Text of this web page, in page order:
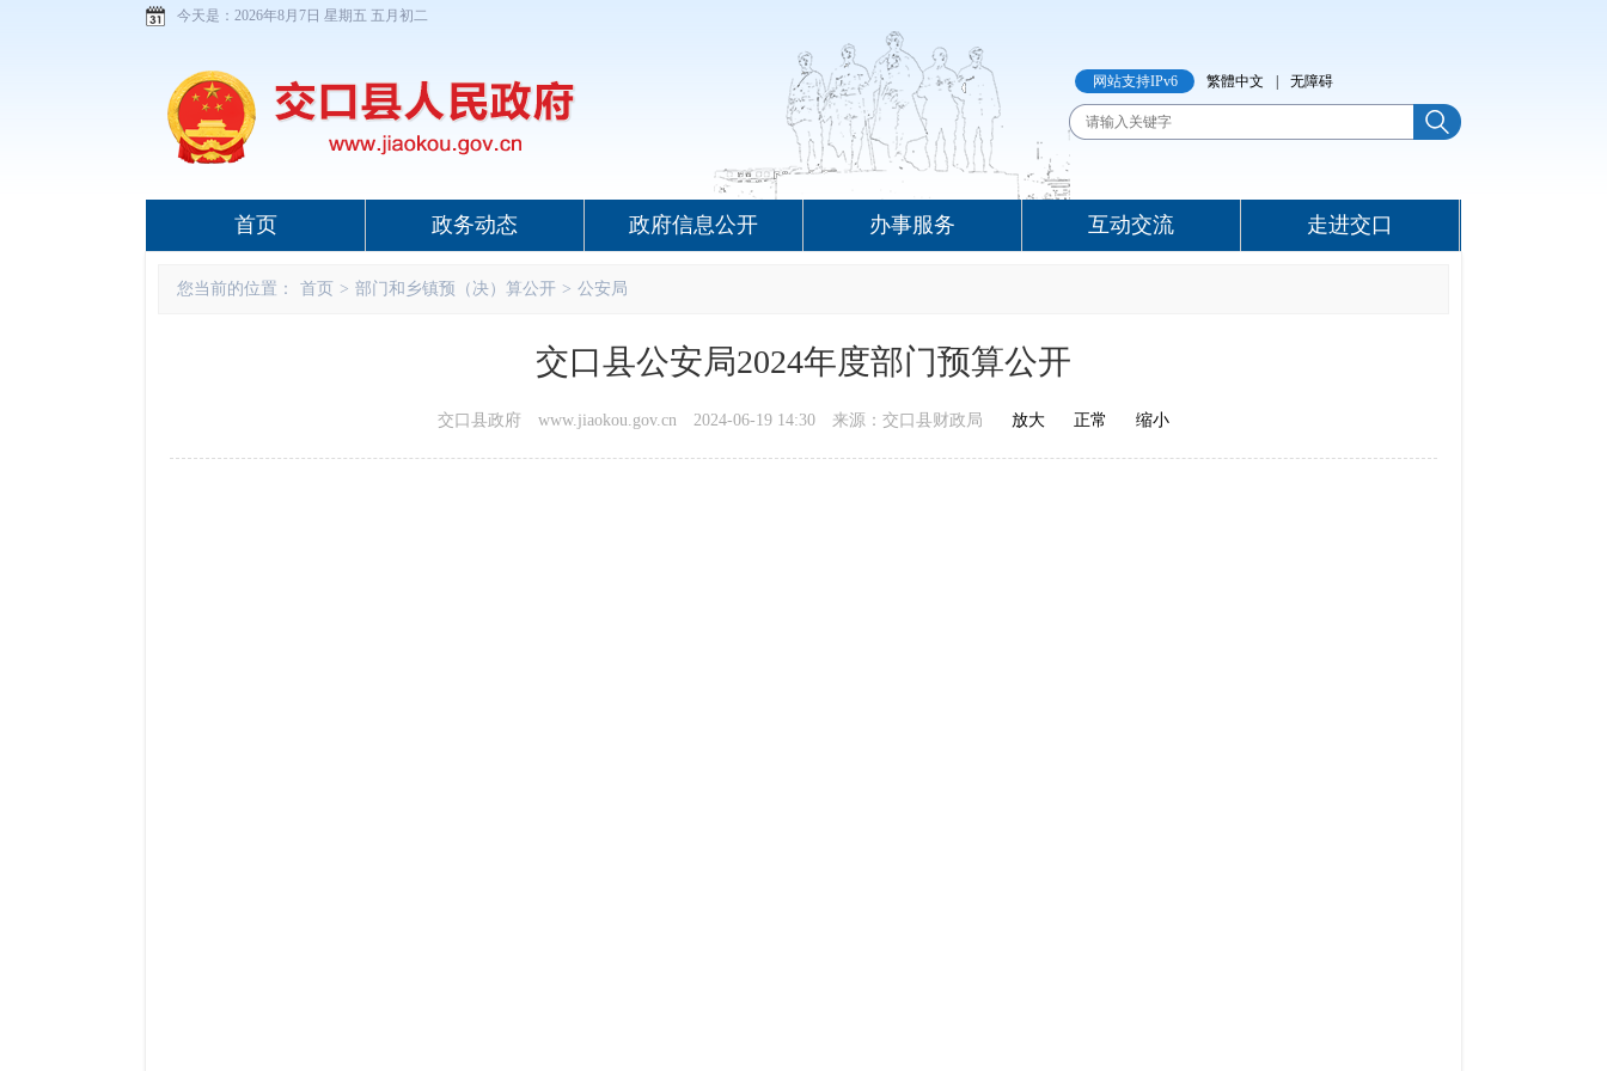
今天是： 2026年8月7日 星期五 五月初二
网站支持IPv6 繁體中文 无障碍
首页 政务动态 政府信息公开 办事服务 互动交流 走进交口
您当前的位置： 首页 > 部门和乡镇预（决）算公开 > 公安局
交口县公安局2024年度部门预算公开
交口县政府 www.jiaokou.gov.cn 2024-06-19 14:30 来源：交口县财政局 放大 正常 缩小